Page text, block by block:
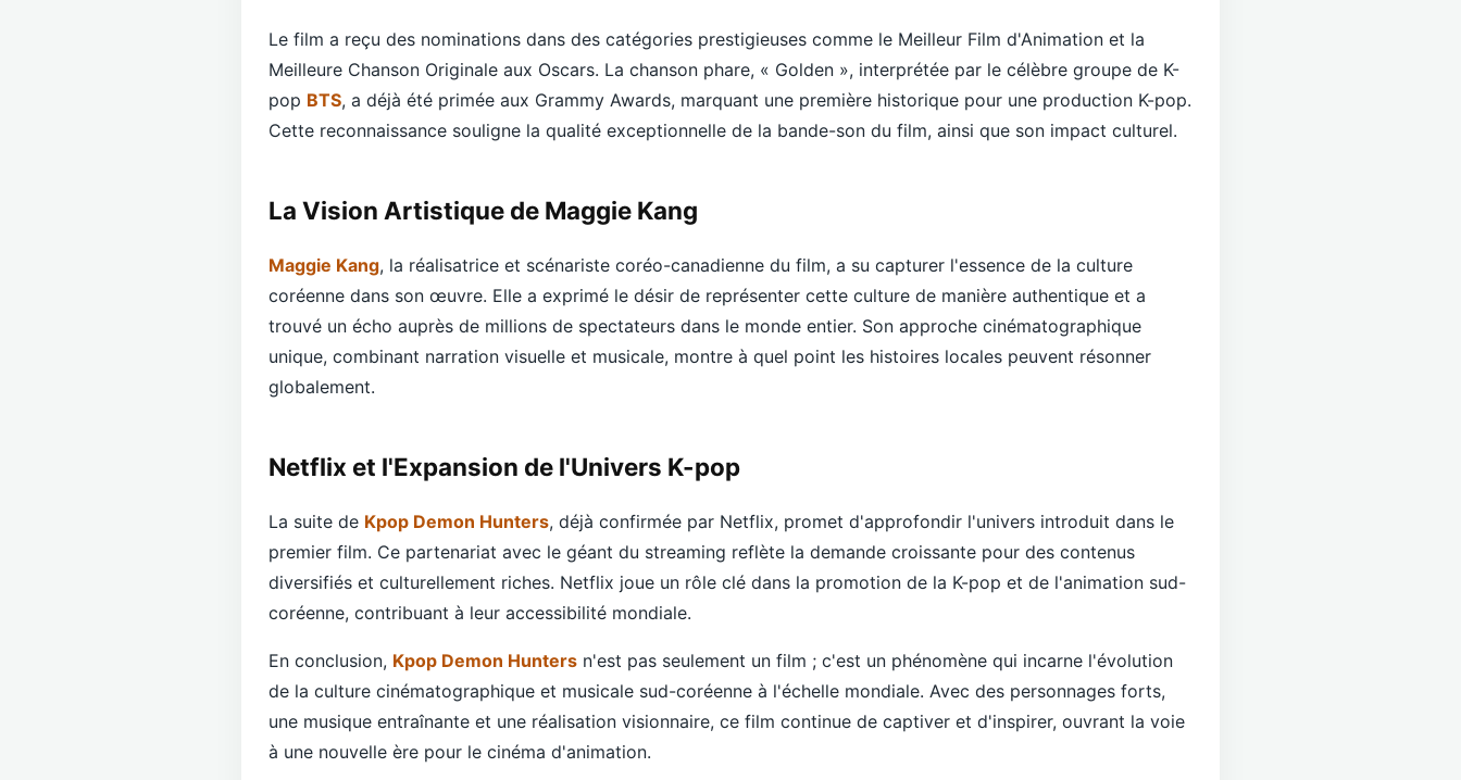
Le film a reçu des nominations dans des catégories prestigieuses comme le Meilleur Film d'Animation et la
Meilleure Chanson Originale aux Oscars. La chanson phare, « Golden », interprétée par le célèbre groupe de K-
pop BTS, a déjà été primée aux Grammy Awards, marquant une première historique pour une production K-pop.
Cette reconnaissance souligne la qualité exceptionnelle de la bande-son du film, ainsi que son impact culturel.
La Vision Artistique de Maggie Kang
Maggie Kang, la réalisatrice et scénariste coréo-canadienne du film, a su capturer l'essence de la culture
coréenne dans son œuvre. Elle a exprimé le désir de représenter cette culture de manière authentique et a
trouvé un écho auprès de millions de spectateurs dans le monde entier. Son approche cinématographique
unique, combinant narration visuelle et musicale, montre à quel point les histoires locales peuvent résonner
globalement.
Netflix et l'Expansion de l'Univers K-pop
La suite de Kpop Demon Hunters, déjà confirmée par Netflix, promet d'approfondir l'univers introduit dans le
premier film. Ce partenariat avec le géant du streaming reflète la demande croissante pour des contenus
diversifiés et culturellement riches. Netflix joue un rôle clé dans la promotion de la K-pop et de l'animation sud-
coréenne, contribuant à leur accessibilité mondiale.
En conclusion, Kpop Demon Hunters n'est pas seulement un film ; c'est un phénomène qui incarne l'évolution
de la culture cinématographique et musicale sud-coréenne à l'échelle mondiale. Avec des personnages forts,
une musique entraînante et une réalisation visionnaire, ce film continue de captiver et d'inspirer, ouvrant la voie
à une nouvelle ère pour le cinéma d'animation.